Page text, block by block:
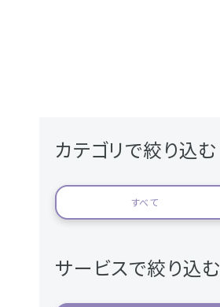
カテゴリで絞り込む
すべて
サービスで絞り込む